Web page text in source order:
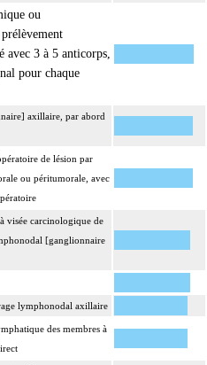
ou
avec 3 à 5 anticorps,
pour chaque
axillaire, par abord
de lésion par
ou péritumorale, avec
visée carcinologique de
[ganglionnaire
lymphonodal axillaire
des membres à